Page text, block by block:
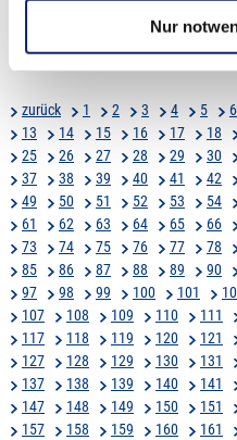
Nur
Transverse Mercator ETRS
Hintergrundkarte
Breitbandausbau in Datteln
Emscher-Lippe im
zurück 1 2 3 4 5 6
13
14 15 16 17 18
25
26 27 28 29 30
37
38 39 40 41 42
49
50 51 52 53 54
61
62 63 64 65 66
73
74 75 76 77 78
85
86 87 88 89 90
97
98 99 100 101
107
108 109 110 111
117
118 119 120 121
127
128 129 130 131
137
138 139 140 141
147
148 149 150 151
157
158 159 160 161